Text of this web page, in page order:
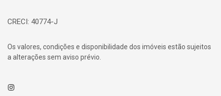
CRECI: 40774-J
Os valores, condições e disponibilidade dos imóveis estão sujeitos
a alterações sem aviso prévio.
Instagram